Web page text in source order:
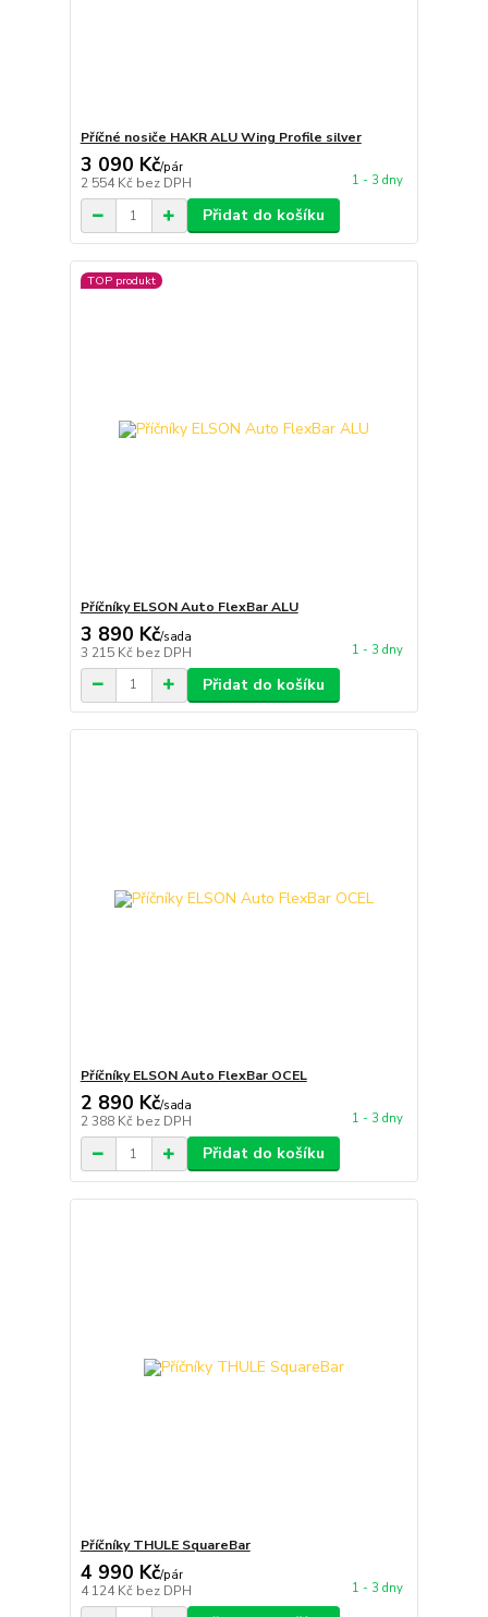
Příčné nosiče HAKR ALU Wing Profile silver
3 090 Kč/pár
2 554 Kč bez DPH 1 - 3 dny
Přidat do košíku
TOP produkt
Příčníky ELSON Auto FlexBar ALU
3 890 Kč/sada
3 215 Kč bez DPH 1 - 3 dny
Přidat do košíku
Příčníky ELSON Auto FlexBar OCEL
2 890 Kč/sada
2 388 Kč bez DPH 1 - 3 dny
Přidat do košíku
Příčníky THULE SquareBar
4 990 Kč/pár
4 124 Kč bez DPH 1 - 3 dny